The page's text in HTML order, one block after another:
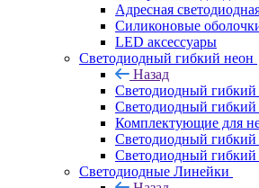
Адресная
Силиконовые
LED аксессуары
Светодиодный гибкий неон
Назад
Светодиодный гибкий
Светодиодный гибкий
Комплектующие для
Светодиодный гибкий
Светодиодный гибкий
Светодиодные Линейки